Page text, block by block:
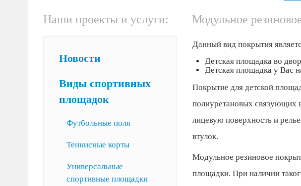
Наши проекты и услуги:
Новости
Виды спортивных
площадок
Футбольные поля
Теннисные корты
Универсальные
спортивные площадки
Модульное
Данный вид покрытия
Детская площадка во
Детская площадка у Вас
Покрытие для детской
полиуретановых связующих
лицевую поверхность и
втулок.
Модульное резиновое
площадки. При наличии